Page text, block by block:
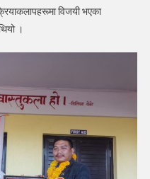
विजयी भएका
।